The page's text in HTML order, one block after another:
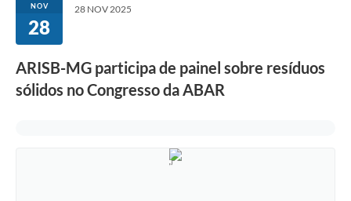
NOV
28
28 NOV 2025
ARISB-MG participa de painel sobre resíduos
sólidos no Congresso da ABAR